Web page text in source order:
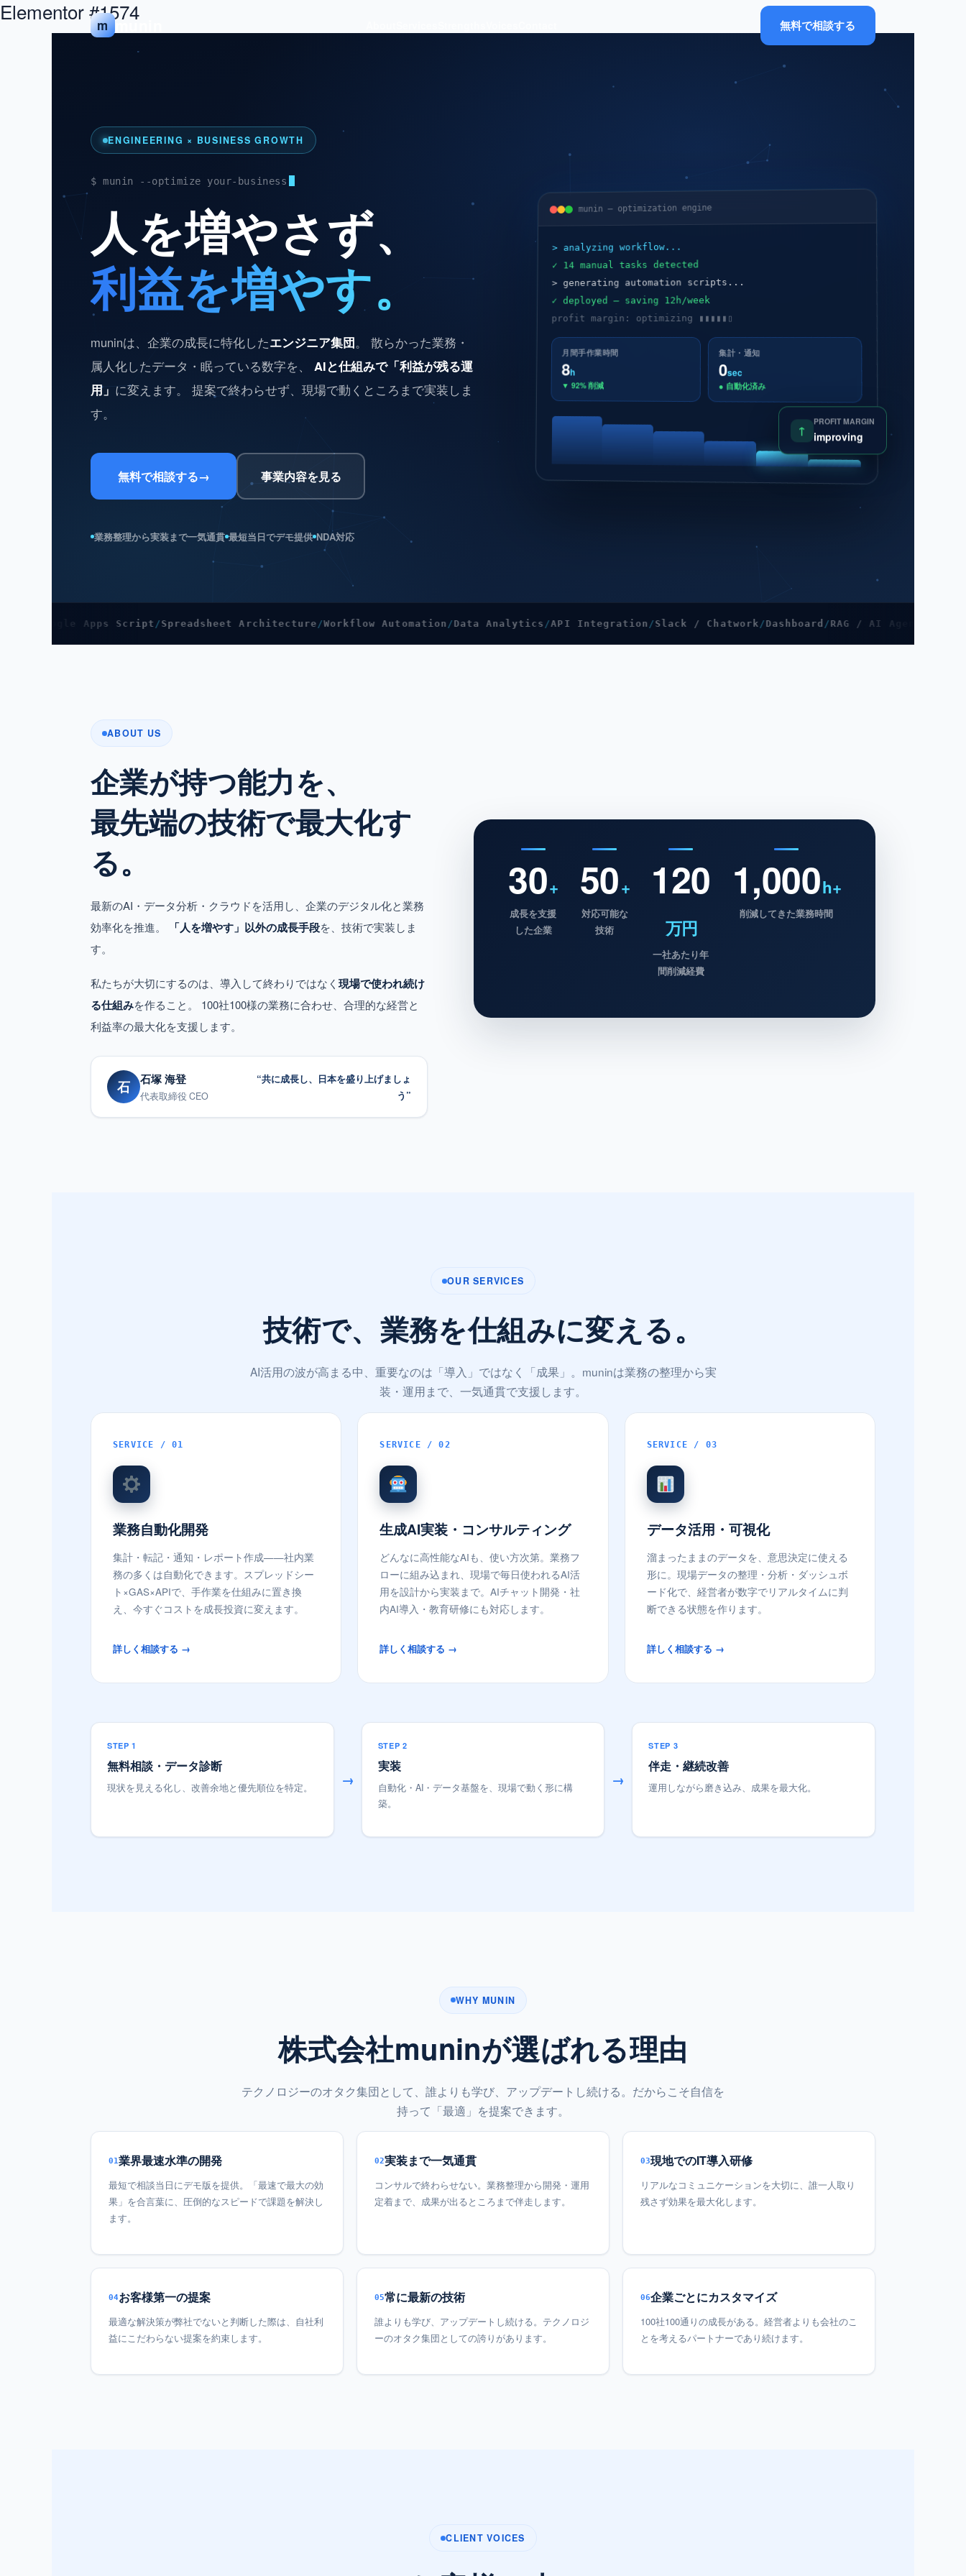
内
Elementor #1574
m munin 無料で相談する
ENGINEERING × BUSINESS GROWTH
$ munin --optimize your-business
人を増やさず、
利益を増やす。
muninは、企業の成長に特化したエンジニア集団。 散らかった業務・
属人化したデータ・眠っている数字を、 AIと仕組みで「利益が残る運
用」 に変えます。 提案で終わらせず、現場で動くところまで実装しま
す。
無料で相談する→ 事業内容を見る
業務整理から実装まで一気通貫 最短当日でデモ提供 NDA対応
munin — optimization engine
> analyzing workflow...
✓ 14 manual tasks detected
> generating automation scripts...
✓ deployed — saving 12h/week
profit margin: optimizing ▮▮▮▮▮▯
月間手作業時間
8h
▼ 92% 削減
集計・通知
0sec
● 自動化済み
↑
PROFIT MARGIN
improving
Apps Script Spreadsheet Architecture Workflow Automation Data Analytics API Integration Slack / Chatwork Dashboard RAG / AI Agent BPR Cloud
ABOUT US
企業が持つ能力を、
最先端の技術で最大化す
る。
最新のAI・データ分析・クラウドを活用し、企業のデジタル化と業務
効率化を推進。
「人を増やす」以外の成長手段を、技術で実装しま
す。
私たちが大切にするのは、導入して終わりではなく 現場で使われ続け
る仕組みを作ること。 100社100様の業務に合わせ、合理的な経営と
利益率の最大化を支援します。
石 石塚 海登
代表取締役 CEO
“共に成長し、日本を盛り上げましょ
う”
30+
成長を支援
した企業
50+
対応可能な
技術
120
万円
一社あたり年
間削減経費
1,000h+
削減してきた業務時間
OUR SERVICES
技術で、業務を仕組みに変える。
AI活用の波が高まる中、重要なのは「導入」ではなく「成果」。muninは業務の整理から実
装・運用まで、一気通貫で支援します。
SERVICE / 01
業務自動化開発
集計・転記・通知・レポート作成——社内業
務の多くは自動化できます。スプレッドシー
ト×GAS×APIで、手作業を仕組みに置き換
え、今すぐコストを成長投資に変えます。
詳しく相談する →
SERVICE / 02
生成AI実装・コンサルティング
どんなに高性能なAIも、使い方次第。業務フ
ローに組み込まれ、現場で毎日使われるAI活
用を設計から実装まで。AIチャット開発・社
内AI導入・教育研修にも対応します。
詳しく相談する →
SERVICE / 03
データ活用・可視化
溜まったままのデータを、意思決定に使える
形に。現場データの整理・分析・ダッシュボ
ード化で、経営者が数字でリアルタイムに判
断できる状態を作ります。
詳しく相談する →
STEP 1
無料相談・データ診断
現状を見える化し、改善余地と優先順位を特定。 →
STEP 2
実装
自動化・AI・データ基盤を、現場で動く形に構
築。
→
STEP 3
伴走・継続改善
運用しながら磨き込み、成果を最大化。
WHY MUNIN
株式会社muninが選ばれる理由
テクノロジーのオタク集団として、誰よりも学び、アップデートし続ける。だからこそ自信を
持って「最適」を提案できます。
01業界最速水準の開発
最短で相談当日にデモ版を提供。「最速で最大の効
果」を合言葉に、圧倒的なスピードで課題を解決し
ます。
02実装まで一気通貫
コンサルで終わらせない。業務整理から開発・運用
定着まで、成果が出るところまで伴走します。
03現地でのIT導入研修
リアルなコミュニケーションを大切に、誰一人取り
残さず効果を最大化します。
04お客様第一の提案
最適な解決策が弊社でないと判断した際は、自社利
益にこだわらない提案を約束します。
05常に最新の技術
誰よりも学び、アップデートし続ける。テクノロジ
ーのオタク集団としての誇りがあります。
06企業ごとにカスタマイズ
100社100通りの成長がある。経営者よりも会社のこ
とを考えるパートナーであり続けます。
CLIENT VOICES